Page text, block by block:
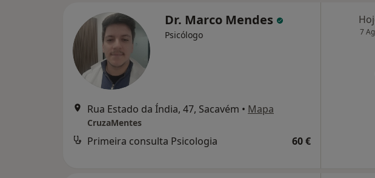
Dr. Marco Mendes
Psicólogo
Rua Estado da Índia, 47, Sacavém • Mapa
CruzaMentes
Primeira consulta Psicologia 60 €
7